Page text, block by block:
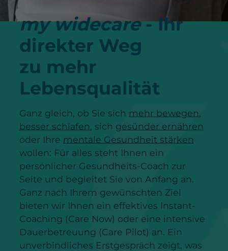
my widecare- Ihr
direkter Weg
zu mehr
Lebensqualität
Ganz gleich, ob Sie sich mehr bewegen,
besser schlafen, sich gesünder ernähren
oder Ihre mentale Gesundheit stärken
wollen: Für alles steht Ihnen ein
persönlicher Gesundheits-Coach zur
Seite und begleitet Sie von Anfang an.
Ganz nach Ihrem gewünschten Ziel
bieten wir Ihnen ein effektives Instant-
Coaching (Care Now) oder eine intensive
Dauerbetreuung (Care Pilot) an. Ein
unverbindliches Erstgespräch zeigt, was